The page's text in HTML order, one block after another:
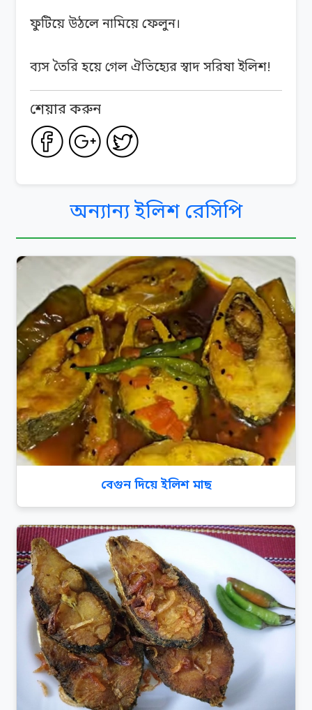
ফুটিয়ে উঠলে নামিয়ে ফেলুন।
ব্যস তৈরি হয়ে গেল ঐতিহ্যের স্বাদ সরিষা ইলিশ!
শেয়ার করুন
অন্যান্য ইলিশ রেসিপি
বেগুন দিয়ে ইলিশ মাছ